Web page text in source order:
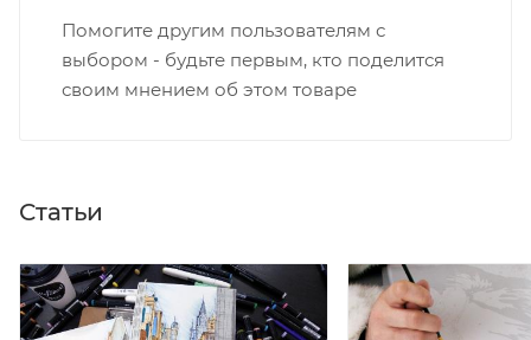
Помогите другим пользователям с
выбором - будьте первым, кто поделится
своим мнением об этом товаре
Статьи